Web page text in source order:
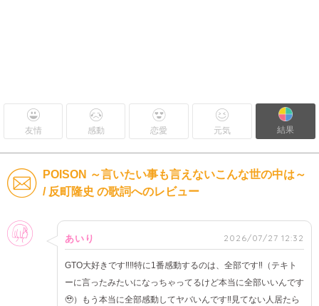
友情 感動 恋愛 元気 結果
POISON ～言いたい事も言えないこんな世の中は～
/ 反町隆史 の歌詞へのレビュー
女性
あいり 2026/07/27 12:32
GTO大好きです‼︎‼︎特に1番感動するのは、全部です‼︎（テキト
ーに言ったみたいになっちゃってるけど本当に全部いいんです
🥹）もう本当に全部感動してヤバいんです‼︎見てない人居たら